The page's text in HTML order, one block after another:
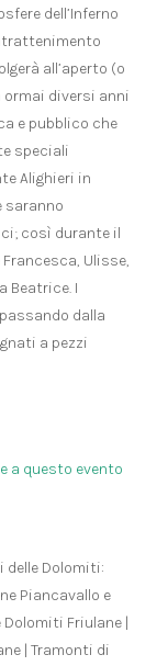
dell’Inferno
all’aperto (o
ormai diversi anni
e pubblico che
speciali
Alighieri in
saranno
così durante il
Ulisse,
Beatrice. I
dalla
a pezzi
a questo evento
delle Dolomiti:
Piancavallo e
Friulane |
| Tramonti di